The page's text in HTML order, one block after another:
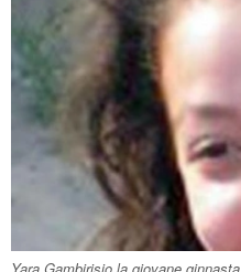
Yara Gambirisio,la giovane ginnasta